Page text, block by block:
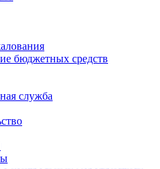
бюджетных средств
служба